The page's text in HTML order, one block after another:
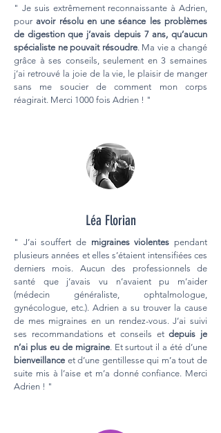
" Je suis extrêmement reconnaissante à Adrien,
pouravoir résolu en une séance les problèmes
de digestion que j’avais depuis 7 ans, qu’aucun
spécialiste ne pouvait résoudre. Ma vie a changé
grâce à ses conseils, seulement en 3 semaines
j’ai retrouvé la joie de la vie, le plaisir de manger
sans me soucier de comment mon corps
réagirait. Merci 1000 fois Adrien ! "
Léa Florian
" J’ai souffert de migraines violentes pendant
plusieurs années et elles s’étaient intensifiées ces
derniers mois. Aucun des professionnels de
santé que j’avais vu n’avaient pu m’aider
(médecin généraliste, ophtalmologue,
gynécologue, etc.). Adrien a su trouver la cause
de mes migraines en un rendez-vous. J’ai suivi
ses recommandations et conseils etdepuis je
n’ai plus eu de migraine. Et surtout il a été d’une
bienveillance et d’une gentillesse qui m’a tout de
suite mis à l’aise et m’a donné confiance. Merci
Adrien ! "